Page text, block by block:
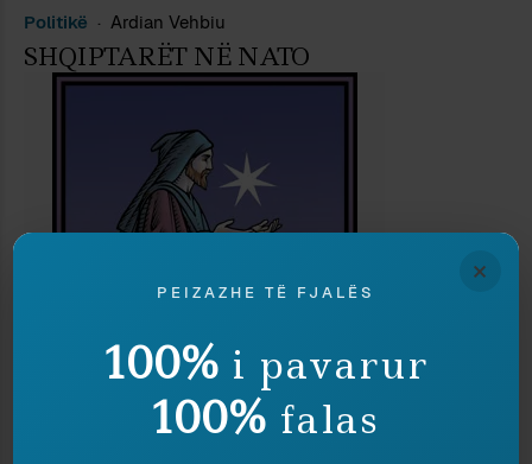
Politikë Ardian Vehbiu
SHQIPTARËT NË NATO
×
PEIZAZHE TË FJALËS
100% i pavarur
100% falas